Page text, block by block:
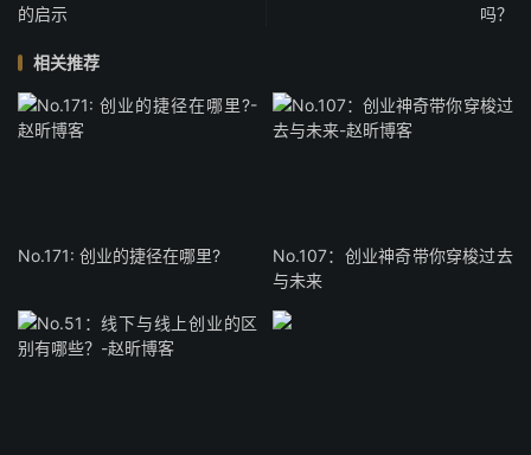
的启示
吗？
相关推荐
No.171: 创业的捷径在哪里?
No.107：创业神奇带你穿梭过去
与未来